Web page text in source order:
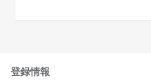
登録情報